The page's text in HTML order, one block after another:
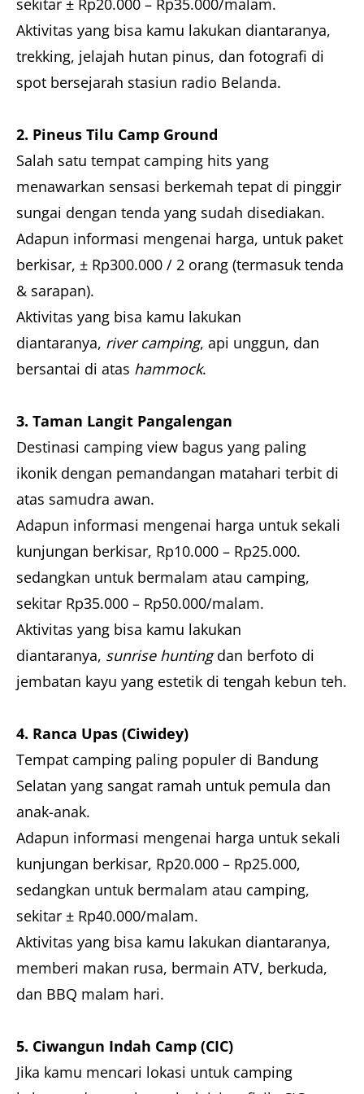
sekitar ± Rp20.000 – Rp35.000/malam.
Aktivitas yang bisa kamu lakukan diantaranya,
trekking, jelajah hutan pinus, dan fotografi di
spot bersejarah stasiun radio Belanda.
2. Pineus Tilu Camp Ground
Salah satu tempat camping hits yang
menawarkan sensasi berkemah tepat di pinggir
sungai dengan tenda yang sudah disediakan.
Adapun informasi mengenai harga, untuk paket
berkisar, ± Rp300.000 / 2 orang (termasuk tenda
& sarapan).
Aktivitas yang bisa kamu lakukan
diantaranya, river camping, api unggun, dan
bersantai di atas hammock.
3. Taman Langit Pangalengan
Destinasi camping view bagus yang paling
ikonik dengan pemandangan matahari terbit di
atas samudra awan.
Adapun informasi mengenai harga untuk sekali
kunjungan berkisar, Rp10.000 – Rp25.000.
sedangkan untuk bermalam atau camping,
sekitar Rp35.000 – Rp50.000/malam.
Aktivitas yang bisa kamu lakukan
diantaranya, sunrise huntingdan berfoto di
jembatan kayu yang estetik di tengah kebun teh.
4. Ranca Upas (Ciwidey)
Tempat camping paling populer di Bandung
Selatan yang sangat ramah untuk pemula dan
anak-anak.
Adapun informasi mengenai harga untuk sekali
kunjungan berkisar, Rp20.000 – Rp25.000,
sedangkan untuk bermalam atau camping,
sekitar ± Rp40.000/malam.
Aktivitas yang bisa kamu lakukan diantaranya,
memberi makan rusa, bermain ATV, berkuda,
dan BBQ malam hari.
5. Ciwangun Indah Camp (CIC)
Jika kamu mencari lokasi untuk camping